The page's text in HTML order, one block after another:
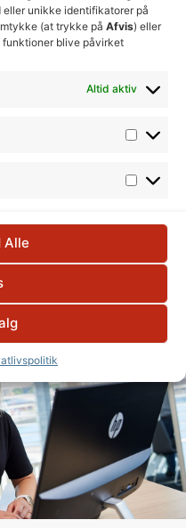
unikke identifikatorer på
(at trykke på Afvis) eller
blive påvirket
Altid aktiv
Alle